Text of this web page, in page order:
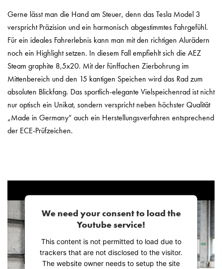
Gerne lässt man die Hand am Steuer, denn das Tesla Model 3
verspricht Präzision und ein harmonisch abgestimmtes Fahrgefühl.
Für ein ideales Fahrerlebnis kann man mit den richtigen Alurädern
noch ein Highlight setzen. In diesem Fall empfiehlt sich die AEZ
Steam graphite 8,5x20. Mit der fünffachen Zierbohrung im
Mittenbereich und den 15 kantigen Speichen wird das Rad zum
absoluten Blickfang. Das sportlich-elegante Vielspeichenrad ist nicht
nur optisch ein Unikat, sondern verspricht neben höchster Qualität
„Made in Germany“ auch ein Herstellungsverfahren entsprechend
der ECE-Prüfzeichen.
We need your consent to load the
Youtube service!
This content is not permitted to load due to
trackers that are not disclosed to the visitor.
The website owner needs to setup the site